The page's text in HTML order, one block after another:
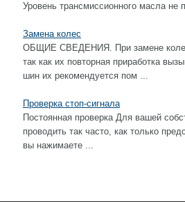
Уровень трансмиссионного масла не
Замена колес
ОБЩИЕ СВЕДЕНИЯ. При замене колес
так как их повторная приработка
шин их рекомендуется пом ...
Проверка стоп-сигнала
Постоянная проверка Для вашей
проводить так часто, как только
вы нажимаете ...